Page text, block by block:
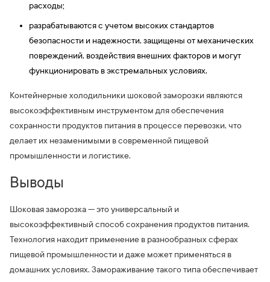
расходы;
разрабатываются с учетом высоких стандартов
безопасности и надежности, защищены от механических
повреждений, воздействия внешних факторов и могут
функционировать в экстремальных условиях.
Контейнерные холодильники шоковой заморозки являются
высокоэффективным инструментом для обеспечения
сохранности продуктов питания в процессе перевозки, что
делает их незаменимыми в современной пищевой
промышленности и логистике.
Выводы
Шоковая заморозка — это универсальный и
высокоэффективный способ сохранения продуктов питания.
Технология находит применение в разнообразных сферах
пищевой промышленности и даже может применяться в
домашних условиях. Замораживание такого типа обеспечивает